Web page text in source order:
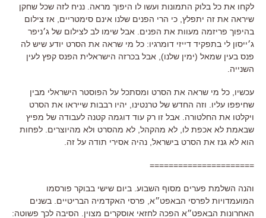
לקחו את כל בלוק התמונות ועשו לו היפוך מראה. נניח לזה שכל שחקן
שיראה את זה יתפלץ, כי הרי הפנים שלנו אינם סימטריים, אז צילום
בהיפוך פריזמה מעוות את הפנים. אבל שימו לב לצילום של ג׳ניפר
ג׳ייסון לי בתפקיד דייזי דומרגיו: כל מי שראה את הסרט יודע שיש לה
פנס בעין שמאל (ימין שלנו), אבל בכרזה הישראלית הפנס קפץ לעין
השנייה.
עכשיו, כל מי שראה את הסרט ומסתכל על הפוסטר הישראלי מבין
שחיפפו עליו. וזה החדש של טרנטינו, יהיו רבבות שייראו את הסרט
ויקלטו את החלטורה. אבל זו רק עוד דוגמה קטנה לעבודה של מפיץ
שבאמת לא אכפת לו, לא מהקהל, לא מהסרט ולא מהיוצרים. לפחות
הוא לא גנז את הסרט בישראל, נהיה אסירי תודה על זה.
======================
והנה השלמת פערים מסוף השבוע. ביום שישי בבוקר פורסמו
המועמדויות לפרסי הבאפט״א, פרסי האקדמיה הבריטיים. בשנים
האחרונות הבאפט״א הפכה לחזאי אוסקרים מצוין. הסיבה לכך פשוטה: